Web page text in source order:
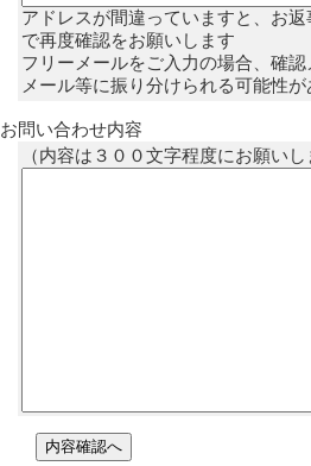
アドレスが間違っていますと、お
で再度確認をお願いします
フリーメールをご入力の場合、確
メール等に振り分けられる可能性が
お問い合わせ内容
（内容は３００文字程度にお願いし